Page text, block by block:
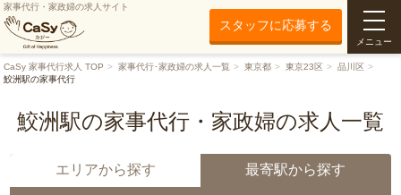
家事代行・家政婦の求人サイト
スタッフに応募する
メニュー
CaSy 家事代行求人 TOP 家事代行･家政婦の求人一覧 東京都 東京23区
品川区
鮫洲駅の家事代行
鮫洲駅の家事代行・家政婦の求人一覧
エリアから探す 最寄駅から探す